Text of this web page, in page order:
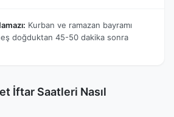
Kurban ve ramazan bayramı
doğduktan 45-50 dakika sonra
İftar Saatleri Nasıl